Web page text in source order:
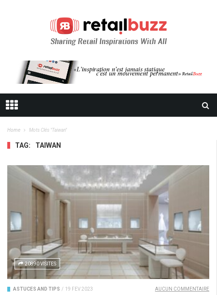
Home Mots Clés "taiwan"
TAG: TAIWAN
20890 VISITES
ASTUCES AND TIPS / 19 FÉV 2023 AUCUN COMMENTAIRE